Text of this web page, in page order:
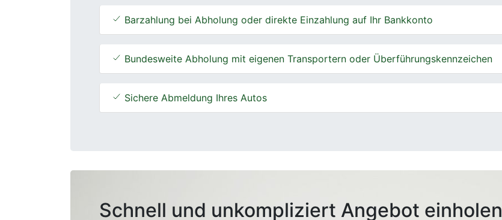
Barzahlung bei Abholung oder direkte Einzahlung auf Ihr Bankkonto
Bundesweite Abholung mit eigenen Transportern oder Überführungskennzeichen
Sichere Abmeldung Ihres Autos
Schnell und unkompliziert Angebot einholen